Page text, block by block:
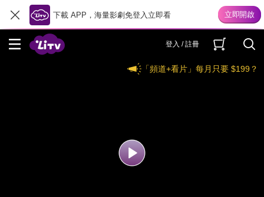
下載 APP，海量影劇免登入立即看
登入 / 註冊
「頻道+看片」每月只要 $199？